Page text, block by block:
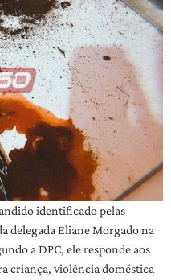
identificado pelas
delegada Eliane Morgado na
a DPC, ele responde aos
criança, violência doméstica